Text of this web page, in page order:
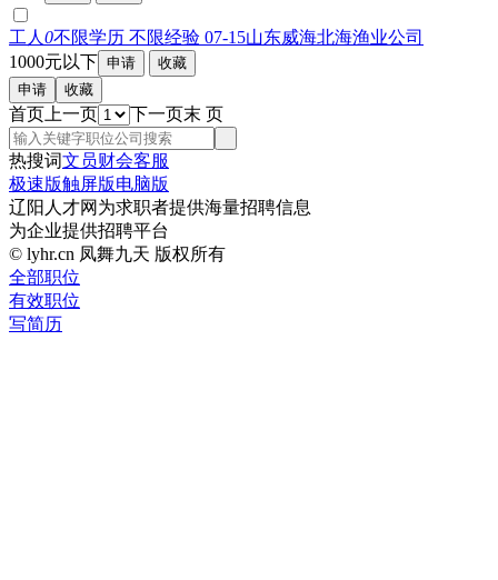
工人 0不限学历 不限经验 07-15山东威海北海渔业公司
1000元以下
首页 上一页 下一页末 页
热搜词文员财会客服
极速版触屏版电脑版
辽阳人才网为求职者提供海量招聘信息
为企业提供招聘平台
© lyhr.cn 凤舞九天 版权所有
全部职位
有效职位
写简历